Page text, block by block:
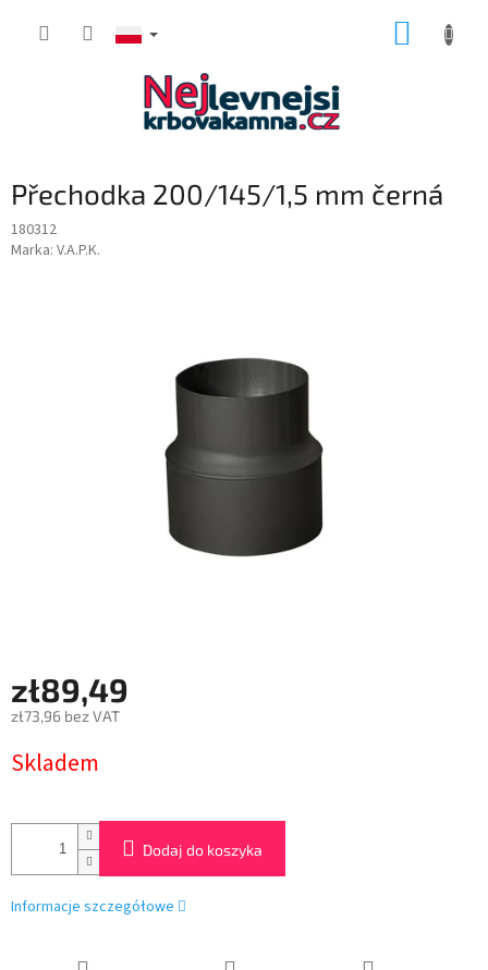
Přechodka 200/145/1,5 mm černá
180312
Marka: V.A.P.K.
zł89,49
zł73,96 bez VAT
jednostkowa:
Skladem
Dodaj do koszyka
Informacje szczegółowe